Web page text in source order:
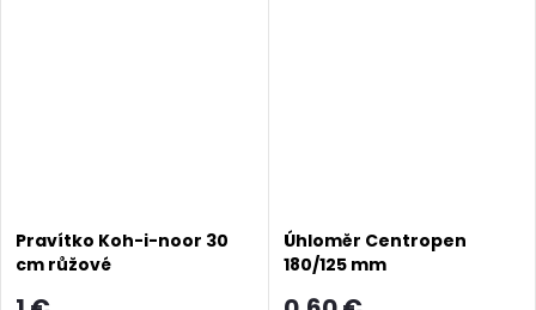
Pravítko Koh-i-noor 30
cm růžové
Úhloměr Centropen
180/125 mm